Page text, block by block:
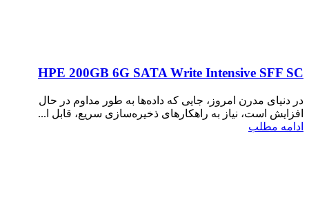
HPE 200GB 6G SATA Write Intensive SFF SC
در دنیای مدرن امروز، جایی که داده‌ها به طور مداوم در حال
افزایش است، نیاز به راهکارهای ذخیره‌سازی سریع، قابل ا...
ادامه مطلب